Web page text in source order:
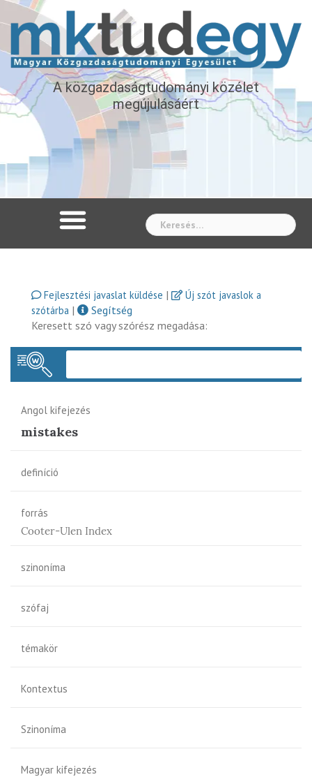
A közgazdaságtudományi közélet
megújulásáért
Fejlesztési javaslat küldése |
Új szót javaslok a
szótárba |
Segítség
Keresett szó vagy szórész megadása:
Angol kifejezés
mistakes
definíció
forrás
Cooter-Ulen Index
szinoníma
szófaj
témakör
Kontextus
Szinoníma
Magyar kifejezés